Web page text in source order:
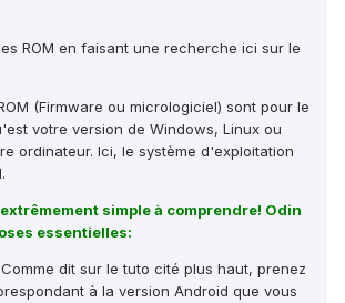
ROM en faisant une recherche ici sur le
(Firmware ou micrologiciel) sont pour le
votre version de Windows, Linux ou
ordinateur. Ici, le système d'exploitation
simple à comprendre! Odin
essentielles:
Comme dit sur le tuto cité plus haut, prenez
à la version Android que vous